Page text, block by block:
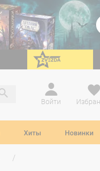
перейти на Zvezda
Войти
Хиты Новинки